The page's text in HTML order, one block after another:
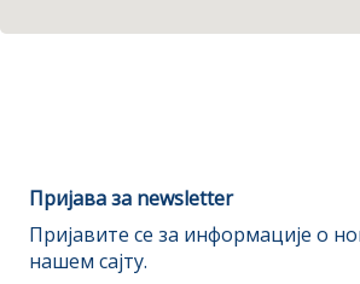
Пријава за newsletter
Пријавите се за информације о
нашем сајту.